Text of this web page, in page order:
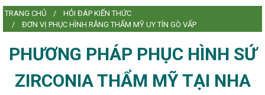
TRANG CHỦ
HỎI ĐÁP KIẾN THỨC
ĐƠN VỊ PHỤC HÌNH RĂNG THẨM MỸ UY TÍN GÒ VẤP
PHƯƠNG PHÁP PHỤC HÌNH SỨ
ZIRCONIA THẨM MỸ TẠI NHA